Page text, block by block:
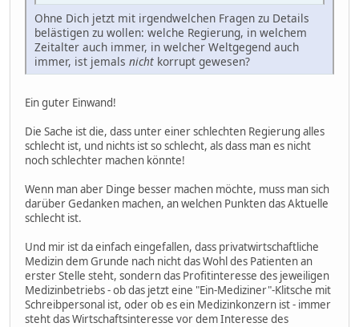
Ohne Dich jetzt mit irgendwelchen Fragen zu Details
belästigen zu wollen: welche Regierung, in welchem
Zeitalter auch immer, in welcher Weltgegend auch
immer, ist jemals nicht korrupt gewesen?
Ein guter Einwand!
Die Sache ist die, dass unter einer schlechten Regierung alles
schlecht ist, und nichts ist so schlecht, als dass man es nicht
noch schlechter machen könnte!
Wenn man aber Dinge besser machen möchte, muss man sich
darüber Gedanken machen, an welchen Punkten das Aktuelle
schlecht ist.
Und mir ist da einfach eingefallen, dass privatwirtschaftliche
Medizin dem Grunde nach nicht das Wohl des Patienten an
erster Stelle steht, sondern das Profitinteresse des jeweiligen
Medizinbetriebs - ob das jetzt eine "Ein-Mediziner"-Klitsche mit
Schreibpersonal ist, oder ob es ein Medizinkonzern ist - immer
steht das Wirtschaftsinteresse vor dem Interesse des